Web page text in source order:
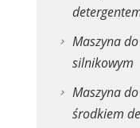
Maszyna
silnikowym
Maszyna
środkiem